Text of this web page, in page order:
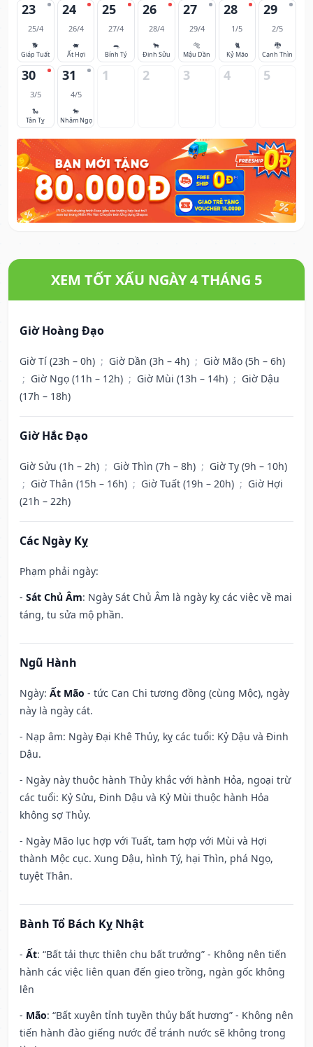
23
25/4
🐕
Giáp Tuất
24
26/4
🐖
Ất Hợi
25
27/4
🐀
Bính Tý
26
28/4
🐂
Đinh Sửu
27
29/4
🐅
Mậu Dần
28
1/5
🐈
Kỷ Mão
29
2/5
🐉
Canh Thìn
30
3/5
🐍
Tân Tỵ
31
4/5
🐎
Nhâm Ngọ
1 2 3 4 5
XEM TỐT XẤU NGÀY 4 THÁNG 5
Giờ Hoàng Đạo
Giờ Tí (23h – 0h) ; Giờ Dần (3h – 4h) ; Giờ Mão (5h – 6h)
; Giờ Ngọ (11h – 12h) ; Giờ Mùi (13h – 14h) ; Giờ Dậu
(17h – 18h)
Giờ Hắc Đạo
Giờ Sửu (1h – 2h) ; Giờ Thìn (7h – 8h) ; Giờ Tỵ (9h – 10h)
; Giờ Thân (15h – 16h) ; Giờ Tuất (19h – 20h) ; Giờ Hợi
(21h – 22h)
Các Ngày Kỵ
Phạm phải ngày:
- Sát Chủ Âm: Ngày Sát Chủ Âm là ngày kỵ các việc về mai
táng, tu sửa mộ phần.
Ngũ Hành
Ngày: Ất Mão - tức Can Chi tương đồng (cùng Mộc), ngày
này là ngày cát.
- Nạp âm: Ngày Đại Khê Thủy, kỵ các tuổi: Kỷ Dậu và Đinh
Dậu.
- Ngày này thuộc hành Thủy khắc với hành Hỏa, ngoại trừ
các tuổi: Kỷ Sửu, Đinh Dậu và Kỷ Mùi thuộc hành Hỏa
không sợ Thủy.
- Ngày Mão lục hợp với Tuất, tam hợp với Mùi và Hợi
thành Mộc cục. Xung Dậu, hình Tý, hại Thìn, phá Ngọ,
tuyệt Thân.
Bành Tổ Bách Kỵ Nhật
- Ất: “Bất tải thực thiên chu bất trưởng” - Không nên tiến
hành các việc liên quan đến gieo trồng, ngàn gốc không
lên
- Mão: “Bất xuyên tỉnh tuyền thủy bất hương” - Không nên
tiến hành đào giếng nước để tránh nước sẽ không trong